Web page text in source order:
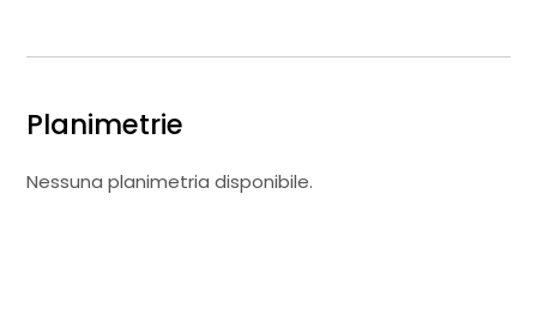
Planimetrie
Nessuna planimetria disponibile.